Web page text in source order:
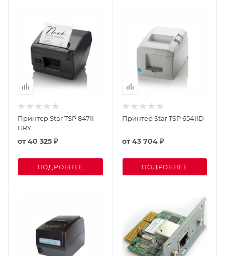
Принтер Star TSP 847II
GRY
от40 325 ₽
ПОДРОБНЕЕ
Принтер Star TSP 654IID
от43 704 ₽
ПОДРОБНЕЕ